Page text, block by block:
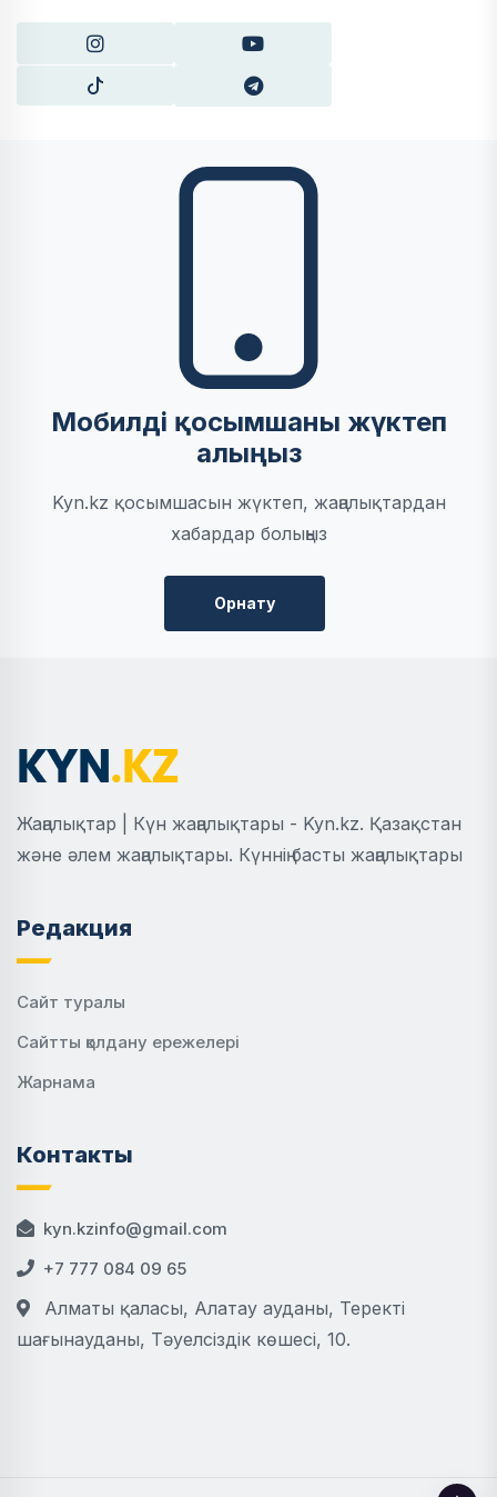
Мобилді қосымшаны жүктеп
алыңыз
Kyn.kz қосымшасын жүктеп, жаңалықтардан
хабардар болыңыз
Орнату
Жаңалықтар | Күн жаңалықтары - Kyn.kz. Қазақстан
және әлем жаңалықтары. Күннің басты жаңалықтары
Редакция
Сайт туралы
Сайтты қолдану ережелері
Жарнама
Контакты
kyn.kzinfo@gmail.com
+7 777 084 09 65
Алматы қаласы, Алатау ауданы, Теректі
шағынауданы, Тәуелсіздік көшесі, 10.